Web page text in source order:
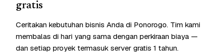
gratis
Ceritakan kebutuhan bisnis Anda di Ponorogo. Tim kami
membalas di hari yang sama dengan perkiraan biaya —
dan setiap proyek termasuk server gratis 1 tahun.